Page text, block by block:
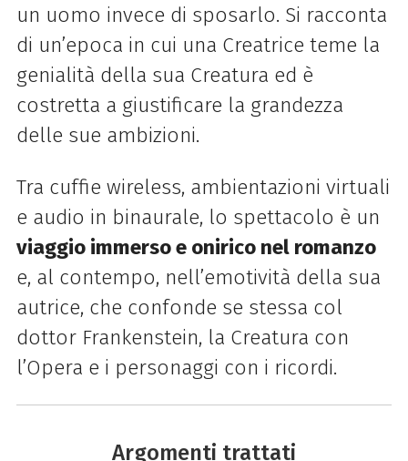
un uomo invece di sposarlo. Si racconta
di un’epoca in cui una Creatrice teme la
genialità della sua Creatura ed è
costretta a giustificare la grandezza
delle sue ambizioni.
Tra cuffie wireless, ambientazioni virtuali
e audio in binaurale, lo spettacolo è un
viaggio immerso e onirico nel romanzo
e, al contempo, nell’emotività della sua
autrice, che confonde se stessa col
dottor Frankenstein, la Creatura con
l’Opera e i personaggi con i ricordi.
Argomenti trattati